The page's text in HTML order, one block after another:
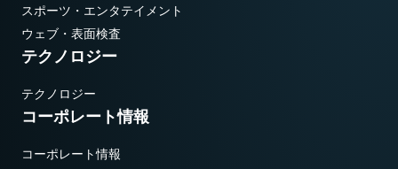
スポーツ・エンタテイメント
ウェブ・表面検査
テクノロジー
テクノロジー
コーポレート情報
コーポレート情報